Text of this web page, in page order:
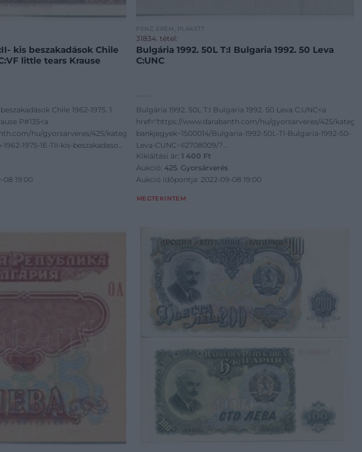
kis beszakadások Chile
little tears Krause
Chile 1962-1975. 1
P#135<a
hu/gyorsarveres/425/kategoriak~Numizmatika/Kulfoldi-
1975-1E-TII-kis-beszakadasok-
19:00
PÉNZ, ÉREM, PLAKETT
31834. tétel:
Bulgária 1992. 50L T:I Bulgaria 1992. 50 Leva
C:UNC
Bulgária 1992. 50L T:I Bulgaria 1992. 50 Leva C:UNC<a
href="https://www.darabanth.com/hu/gyorsarveres/425/
bankjegyek~1500014/Bulgaria-1992-50L-TI-Bulgaria-1992-50-
Leva-CUNC~II2708009/?
utm_source=affiliate&utm_medium=m
Kikiáltási ár:1 400 Ft
Aukció: 425. Gyorsárverés
Aukció időpontja: 2022-09-08 19:00
MEGTEKINTEM